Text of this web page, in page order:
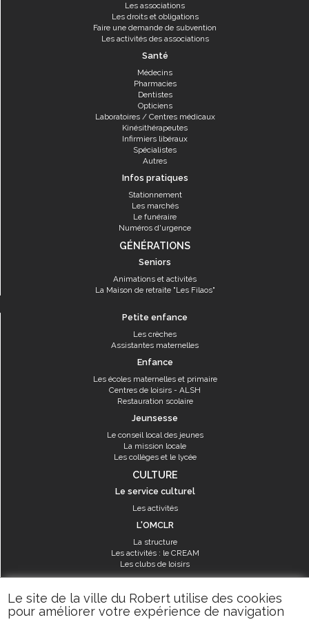
Le site de la ville du Robert utilise des cookies
pour améliorer votre expérience de navigation
Les associations
Les droits et obligations
Faire une demande de subvention
Les activités des associations
Santé
Médecins
Pharmacies
Dentistes
Opticiens
Laboratoires / Centres médicaux
Kinésithérapeutes
Infirmiers libéraux
Spécialistes
Autres
Infos pratiques
Stationnement
Les marchés
Le funéraire
Numéros d'urgence
GÉNÉRATIONS
Seniors
Animations et activités
La Maison de retraite "Les Filaos"
Petite enfance
Les crèches
Assistantes maternelles
Enfance
Les écoles maternelles et primaire
Centres de loisirs - ALSH
Restauration scolaire
Jeunsesse
Le conseil local des jeunes
La mission locale
Les collèges et le lycée
CULTURE
Le service culturel
Les activités
L'OMCLR
La structure
Les activités : le CREAM
Les clubs de loisirs
SPORT
Les équipements sportifs
Les aménagements municipaux